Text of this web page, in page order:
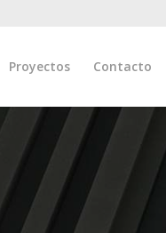
Proyectos Contacto